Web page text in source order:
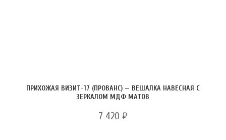
ПРИХОЖАЯ ВИЗИТ-17 (ПРОВАНС) — ВЕШАЛКА НАВЕСНАЯ С
ЗЕРКАЛОМ МДФ МАТОВ
7 420₽